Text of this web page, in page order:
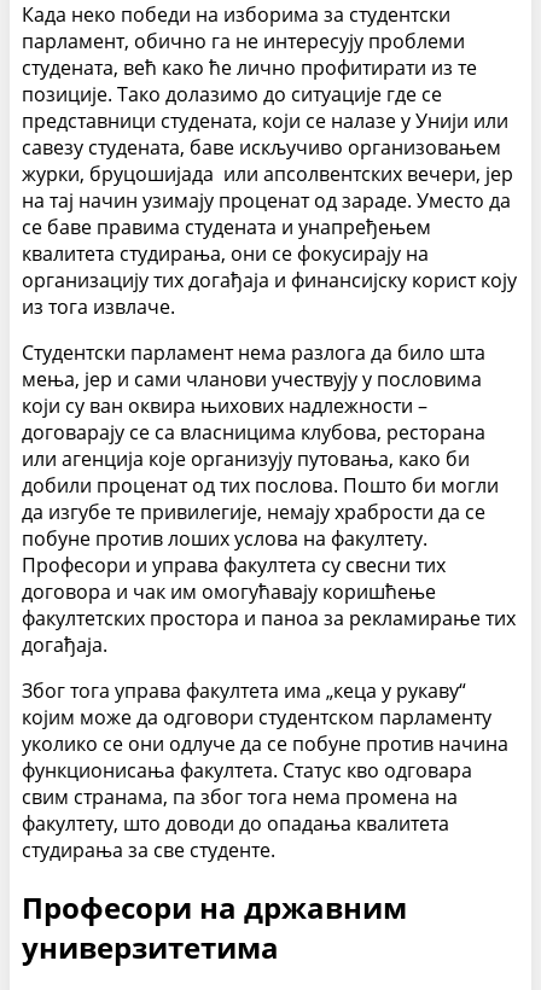
Када неко победи на изборима за студентски
парламент, обично га не интересују проблеми
студената, већ како ће лично профитирати из те
позиције. Тако долазимо до ситуације где се
представници студената, који се налазе у Унији или
савезу студената, баве искључиво организовањем
журки, бруцошијада или апсолвентских вечери, јер
на тај начин узимају проценат од зараде. Уместо да
се баве правима студената и унапређењем
квалитета студирања, они се фокусирају на
организацију тих догађаја и финансијску корист коју
из тога извлаче.
Студентски парламент нема разлога да било шта
мења, јер и сами чланови учествују у пословима
који су ван оквира њихових надлежности –
договарају се са власницима клубова, ресторана
или агенција које организују путовања, како би
добили проценат од тих послова. Пошто би могли
да изгубе те привилегије, немају храбрости да се
побуне против лоших услова на факултету.
Професори и управа факултета су свесни тих
договора и чак им омогућавају коришћење
факултетских простора и паноа за рекламирање тих
догађаја.
Због тога управа факултета има „кеца у рукаву“
којим може да одговори студентском парламенту
уколико се они одлуче да се побуне против начина
функционисања факултета. Статус кво одговара
свим странама, па због тога нема промена на
факултету, што доводи до опадања квалитета
студирања за све студенте.
Професори на државним
универзитетима